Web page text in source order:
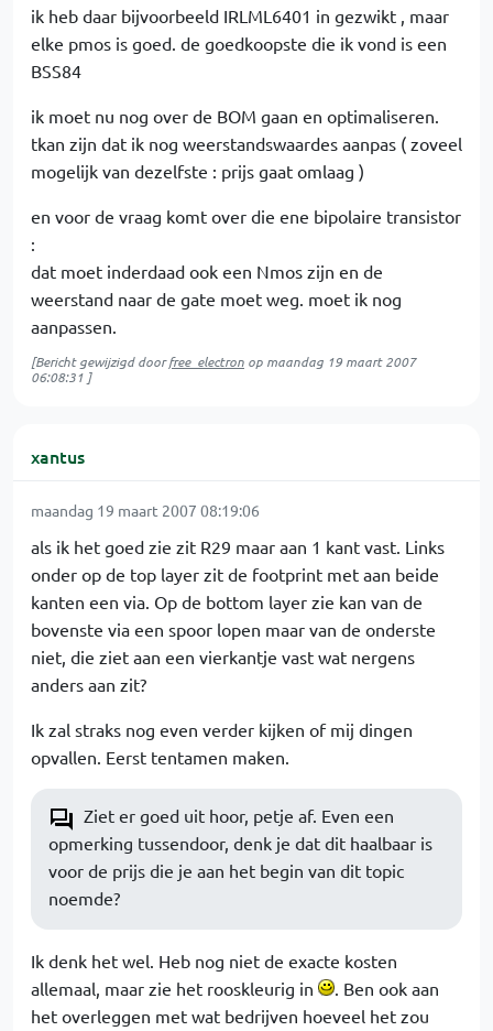
ik heb daar bijvoorbeeld IRLML6401 in gezwikt , maar
elke pmos is goed. de goedkoopste die ik vond is een
BSS84
ik moet nu nog over de BOM gaan en optimaliseren.
tkan zijn dat ik nog weerstandswaardes aanpas ( zoveel
mogelijk van dezelfste : prijs gaat omlaag )
en voor de vraag komt over die ene bipolaire transistor
:
dat moet inderdaad ook een Nmos zijn en de
weerstand naar de gate moet weg. moet ik nog
aanpassen.
[Bericht gewijzigd doorfree_electron op maandag 19 maart 2007
06:08:31 ]
xantus
maandag 19 maart 2007 08:19:06
als ik het goed zie zit R29 maar aan 1 kant vast. Links
onder op de top layer zit de footprint met aan beide
kanten een via. Op de bottom layer zie kan van de
bovenste via een spoor lopen maar van de onderste
niet, die ziet aan een vierkantje vast wat nergens
anders aan zit?
Ik zal straks nog even verder kijken of mij dingen
opvallen. Eerst tentamen maken.
Ziet er goed uit hoor, petje af. Even een
opmerking tussendoor, denk je dat dit haalbaar is
voor de prijs die je aan het begin van dit topic
noemde?
Ik denk het wel. Heb nog niet de exacte kosten
allemaal, maar zie het rooskleurig in
. Ben ook aan
het overleggen met wat bedrijven hoeveel het zou